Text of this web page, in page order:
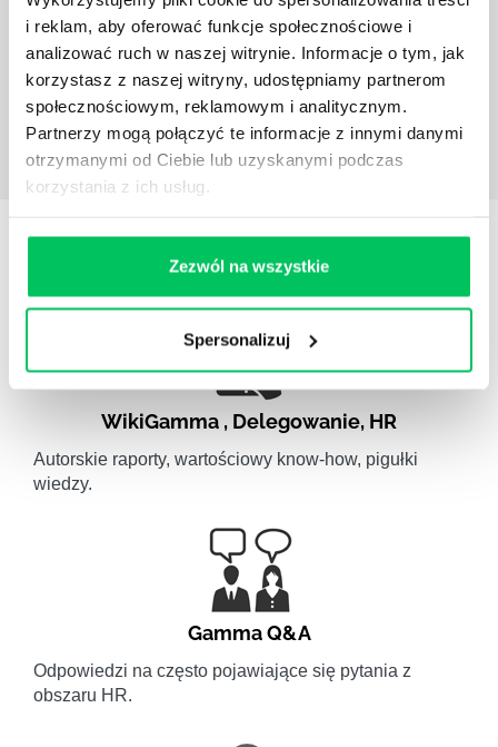
i reklam, aby oferować funkcje społecznościowe i
analizować ruch w naszej witrynie. Informacje o tym, jak
korzystasz z naszej witryny, udostępniamy partnerom
społecznościowym, reklamowym i analitycznym.
Partnerzy mogą połączyć te informacje z innymi danymi
otrzymanymi od Ciebie lub uzyskanymi podczas
korzystania z ich usług.
Zezwól na wszystkie
Spersonalizuj
i emocji rozmówcy, dzięki czemu pobudzamy w nim
głęboką potrzebę działania i stan emocjonalny
pozwalający na zdecydowane i śmiałe akcje.
STREFY WIEDZY
WikiGamma , Delegowanie, HR
Autorskie raporty, wartościowy know-how, pigułki
wiedzy.
Gamma Q&A
Odpowiedzi na często pojawiające się pytania z
obszaru HR.